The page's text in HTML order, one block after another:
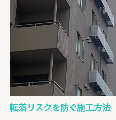
転落リスクを防ぐ施工方法